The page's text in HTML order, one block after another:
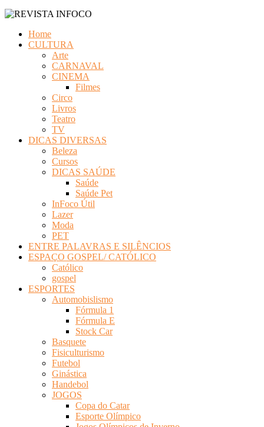
Home
CULTURA
Arte
CARNAVAL
CINEMA
Filmes
Circo
Livros
Teatro
TV
DICAS DIVERSAS
Beleza
Cursos
DICAS SAÚDE
Saúde
Saúde Pet
InFoco Útil
Lazer
Moda
PET
ENTRE PALAVRAS E SILÊNCIOS
ESPAÇO GOSPEL/ CATÓLICO
Católico
gospel
ESPORTES
Automobislismo
Fórmula 1
Fórmula E
Stock Car
Basquete
Fisiculturismo
Futebol
Ginástica
Handebol
JOGOS
Copa do Catar
Esporte Olímpico